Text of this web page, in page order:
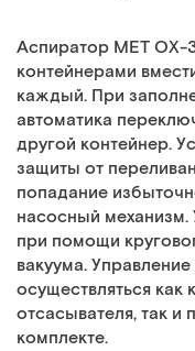
Аспиратор MET
контейнерами
каждый. При
автоматика
другой контейнер.
защиты от
попадание
насосный механизм.
при помощи
вакуума.
осуществляться как
отсасывателя, так и
комплекте.